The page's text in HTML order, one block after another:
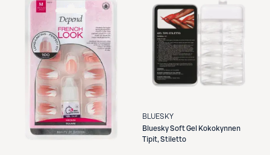
BLUESKY
BlueskySoft Gel Kokokynnen
Tipit, Stiletto